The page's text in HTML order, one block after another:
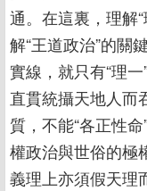
通。在這裏，理解
解“王道政治”的關
實線，就只有“理一
直貫統攝天地人而
質，不能“各正性
權政治與世俗的極
義理上亦須假天理